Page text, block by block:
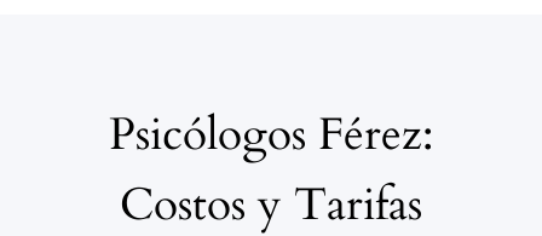
Psicólogos Férez:
Costos y Tarifas